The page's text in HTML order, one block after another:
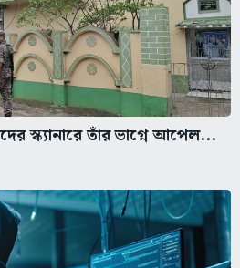
স্ক্যানারে তাঁর ভাগ্নে আপেল...